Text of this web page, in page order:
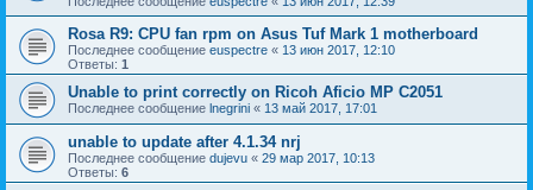
Rosa R9: CPU fan rpm on Asus Tuf Mark 1 motherboard
Последнее сообщение euspectre « 13 июн 2017, 12:10
Ответы: 1
Unable to print correctly on Ricoh Aficio MP C2051
Последнее сообщение lnegrini « 13 май 2017, 17:01
unable to update after 4.1.34 nrj
Последнее сообщение dujevu « 29 мар 2017, 10:13
Ответы: 6